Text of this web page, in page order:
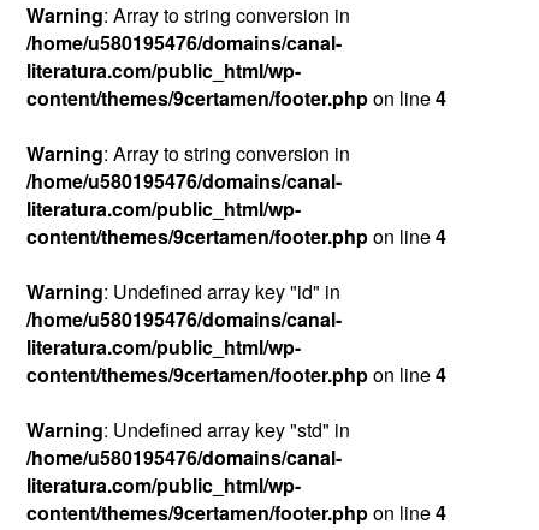
Warning: Array to string conversion in
/home/u580195476/domains/canal-
literatura.com/public_html/wp-
content/themes/9certamen/footer.phpon line4
Warning: Array to string conversion in
/home/u580195476/domains/canal-
literatura.com/public_html/wp-
content/themes/9certamen/footer.phpon line4
Warning: Undefined array key "id" in
/home/u580195476/domains/canal-
literatura.com/public_html/wp-
content/themes/9certamen/footer.phpon line4
Warning: Undefined array key "std" in
/home/u580195476/domains/canal-
literatura.com/public_html/wp-
content/themes/9certamen/footer.phpon line4